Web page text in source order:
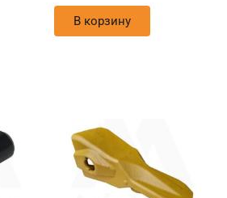
В корзину